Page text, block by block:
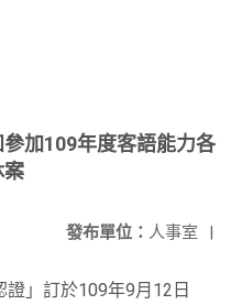
加109年度客語能力各
案
發布單位： 人事室 |
」訂於109年9月12日